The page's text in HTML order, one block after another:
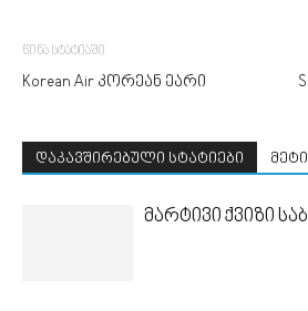
წინა სტატიაში
Korean Air კორეან ეარი
დაკავშირებული სტატიები
მარტივი ქვიზი